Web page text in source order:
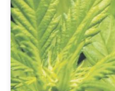
Meksykański
każdy dorosły
domu lub kupić ją od
Początkowo ma to